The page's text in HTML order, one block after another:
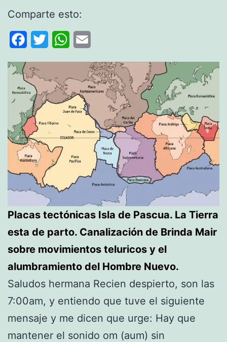
Comparte esto:
Facebook
Twitter WhatsApp
Placas tectónicas Isla de Pascua. La Tierra
esta de parto. Canalización de Brinda Mair
sobre movimientos teluricos y el
alumbramiento del Hombre Nuevo.
Saludos hermana Recien despierto, son las
7:00am, y entiendo que tuve el siguiente
mensaje y me dicen que urge: Hay que
mantener el sonido om (aum) sin